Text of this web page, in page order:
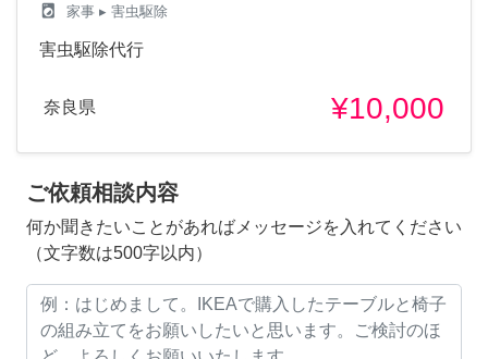
local_laundry_service 家事 ▸ 害虫駆除
害虫駆除代行
奈良県 ¥10,000
ご依頼相談内容
何か聞きたいことがあればメッセージを入れてください
（文字数は500字以内）